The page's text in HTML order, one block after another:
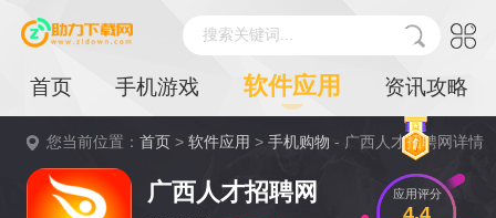
搜索关键词...
首页 手机游戏 软件应用 资讯攻略
您当前位置：首页 >软件应用 >手机购物 - 广西人才招聘网详情
广西人才招聘网 应用评分